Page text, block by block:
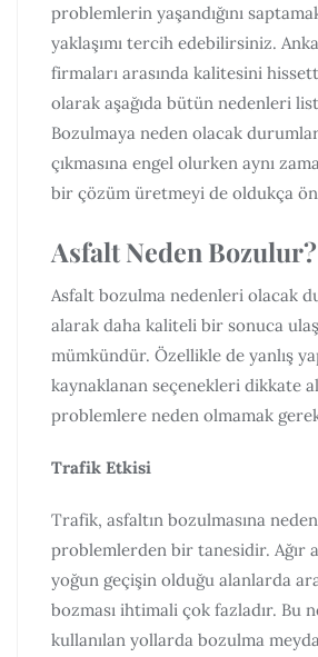
problemlerin yaşandığını
yaklaşımı tercih edebilirsiniz.
firmaları arasında kalitesini
olarak aşağıda bütün nedenleri
Bozulmaya neden olacak
çıkmasına engel olurken aynı
bir çözüm üretmeyi de oldukça
Asfalt Neden Bozulur?
Asfalt bozulma nedenleri olacak
alarak daha kaliteli bir sonuca
mümkündür. Özellikle de yanlış
kaynaklanan seçenekleri dikkate
problemlere neden olmamak
Trafik Etkisi
Trafik, asfaltın bozulmasına
problemlerden bir tanesidir. Ağır
yoğun geçişin olduğu alanlarda
bozması ihtimali çok fazladır. Bu
kullanılan yollarda bozulma